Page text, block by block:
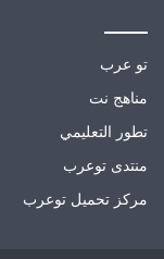
تو عرب
مناهج نت
تطور التعليمي
منتدى توعرب
مركز تحميل توعرب